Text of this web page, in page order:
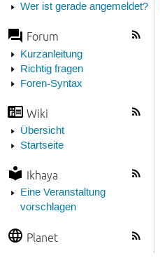
Wer ist gerade angemeldet?
Forum
Kurzanleitung
Richtig fragen
Foren-Syntax
Wiki
Übersicht
Startseite
Ikhaya
Eine Veranstaltung
vorschlagen
Planet